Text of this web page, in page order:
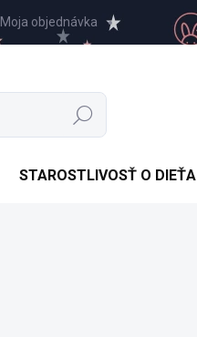
Moja objednávka
Hľadať
STAROSTLIVOSŤ O DIEŤA